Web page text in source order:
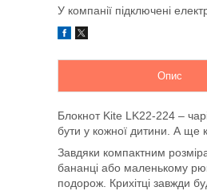
У компанії підключені
Опис
Блокнот Kite LK22-224 –
бути у кожної дитини. А ще
Завдяки компактним
бананці або маленькому
подорож. Крихітці завжди